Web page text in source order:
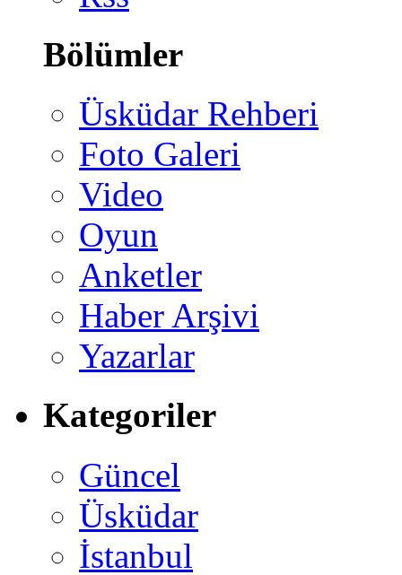
Bölümler
Üsküdar Rehberi
Foto Galeri
Video
Oyun
Anketler
Haber Arşivi
Yazarlar
Kategoriler
Güncel
Üsküdar
İstanbul